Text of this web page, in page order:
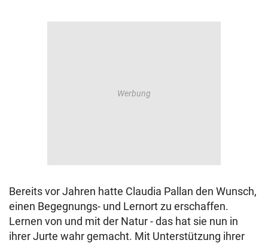
Bereits vor Jahren hatte Claudia Pallan den Wunsch,
einen Begegnungs- und Lernort zu erschaffen.
Lernen von und mit der Natur - das hat sie nun in
ihrer Jurte wahr gemacht. Mit Unterstützung ihrer